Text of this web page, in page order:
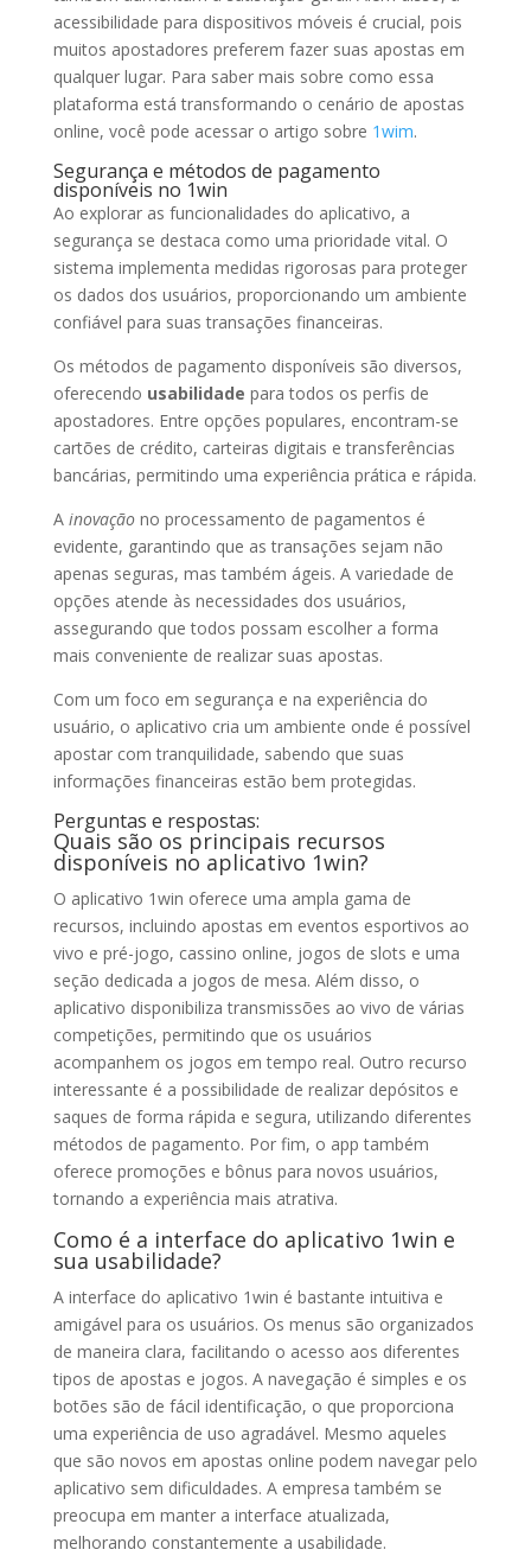
acessibilidade para dispositivos móveis é crucial, pois
muitos apostadores preferem fazer suas apostas em
qualquer lugar. Para saber mais sobre como essa
plataforma está transformando o cenário de apostas
online, você pode acessar o artigo sobre 1wim.
Segurança e métodos de pagamento
disponíveis no 1win
Ao explorar as funcionalidades do aplicativo, a
segurança se destaca como uma prioridade vital. O
sistema implementa medidas rigorosas para proteger
os dados dos usuários, proporcionando um ambiente
confiável para suas transações financeiras.
Os métodos de pagamento disponíveis são diversos,
oferecendo usabilidade para todos os perfis de
apostadores. Entre opções populares, encontram-se
cartões de crédito, carteiras digitais e transferências
bancárias, permitindo uma experiência prática e rápida.
A inovaçãono processamento de pagamentos é
evidente, garantindo que as transações sejam não
apenas seguras, mas também ágeis. A variedade de
opções atende às necessidades dos usuários,
assegurando que todos possam escolher a forma
mais conveniente de realizar suas apostas.
Com um foco em segurança e na experiência do
usuário, o aplicativo cria um ambiente onde é possível
apostar com tranquilidade, sabendo que suas
informações financeiras estão bem protegidas.
Perguntas e respostas:
Quais são os principais recursos
disponíveis no aplicativo 1win?
O aplicativo 1win oferece uma ampla gama de
recursos, incluindo apostas em eventos esportivos ao
vivo e pré-jogo, cassino online, jogos de slots e uma
seção dedicada a jogos de mesa. Além disso, o
aplicativo disponibiliza transmissões ao vivo de várias
competições, permitindo que os usuários
acompanhem os jogos em tempo real. Outro recurso
interessante é a possibilidade de realizar depósitos e
saques de forma rápida e segura, utilizando diferentes
métodos de pagamento. Por fim, o app também
oferece promoções e bônus para novos usuários,
tornando a experiência mais atrativa.
Como é a interface do aplicativo 1win e
sua usabilidade?
A interface do aplicativo 1win é bastante intuitiva e
amigável para os usuários. Os menus são organizados
de maneira clara, facilitando o acesso aos diferentes
tipos de apostas e jogos. A navegação é simples e os
botões são de fácil identificação, o que proporciona
uma experiência de uso agradável. Mesmo aqueles
que são novos em apostas online podem navegar pelo
aplicativo sem dificuldades. A empresa também se
preocupa em manter a interface atualizada,
melhorando constantemente a usabilidade.